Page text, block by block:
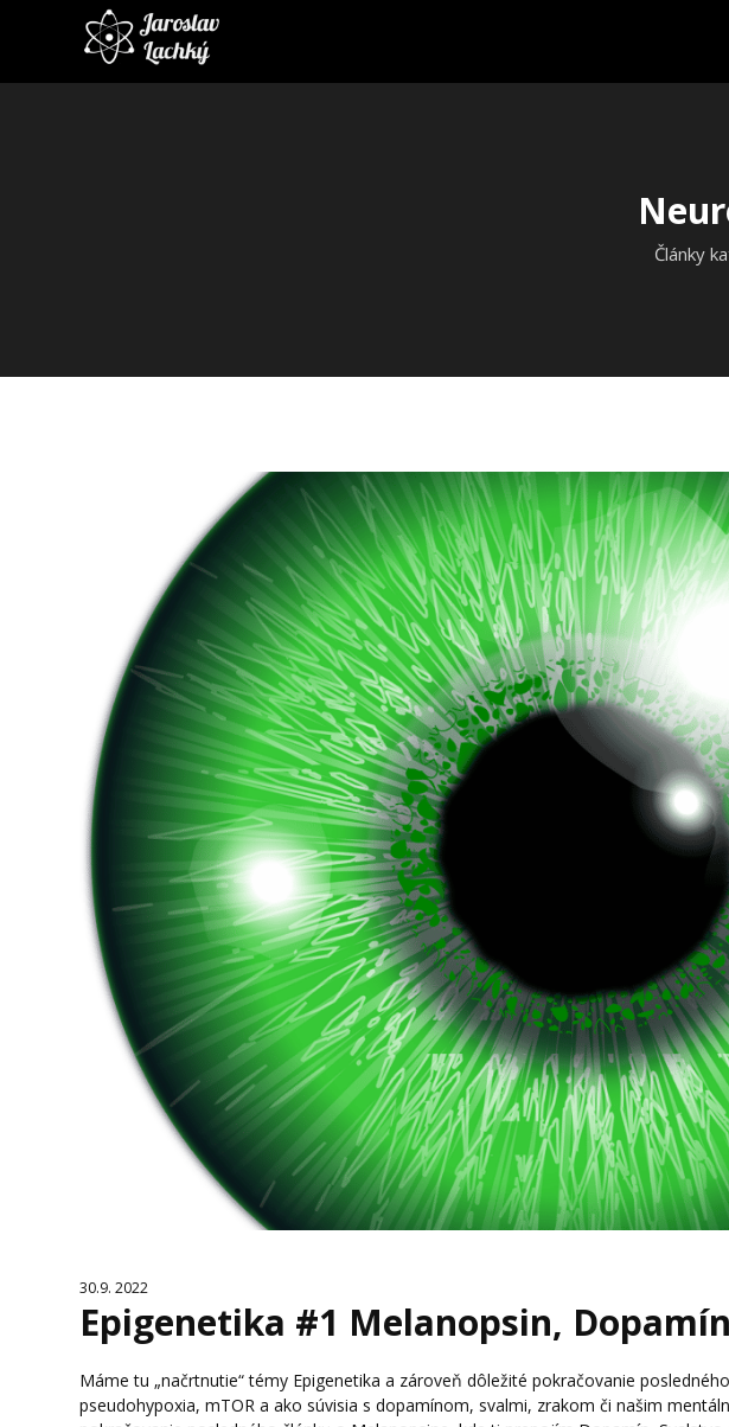
Články
30.9. 2022
Epigenetika #1 Melanopsin,
Máme tu „načrtnutie“ témy Epigenetika a zároveň dôležité pokračovanie
pseudohypoxia, mTOR a ako súvisia s dopamínom, svalmi, zrakom či našim